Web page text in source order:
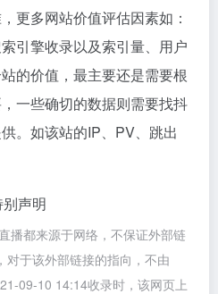
更多网站价值评估因素如：
引擎收录以及索引量、用户
的价值，最主要还是需要根
一些确切的数据则需要找抖
。如该站的IP、PV、跳出
声明
播都来源于网络，不保证外部链
于该外部链接的指向，不由
09-10 14:14收录时，该网页上